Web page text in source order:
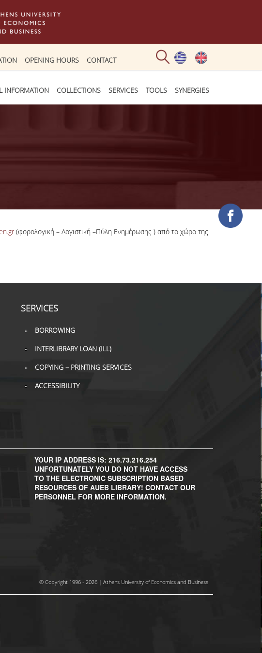
OPENING HOURS CONTACT
INFORMATION COLLECTIONS SERVICES TOOLS SYNERGIES
(φορολογική– Λογιστική–Πύλη Ενημέρωσης ) από το χώροτης
SERVICES
BORROWING
INTERLIBRARY LOAN (ILL)
COPYING – PRINTING SERVICES
ACCESSIBILITY
YOUR IP ADDRESS IS: 216.73.216.254
UNFORTUNATELY YOU DO NOT HAVE ACCESS
TO THE ELECTRONIC SUBSCRIPTION BASED
RESOURCES OF AUEB LIBRARY! CONTACT OUR
PERSONNEL FOR MORE INFORMATION.
© Copyright 1996 - 2026 | Athens University of Economics and Business